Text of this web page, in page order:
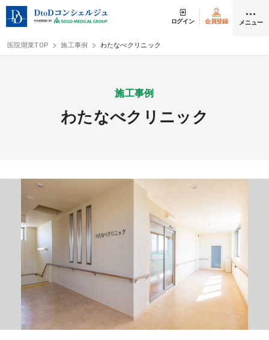
ログイン 会員登録 メニュー
クリニック開業
開業までの流れ
開業スタイル
開業スタイル TOP
医療モール開業
継承開業（医院継承）
物件検索
コンサルタント
開業支援事例
医院開業TOP 施工事例 わたなべクリニック
施工事例
わたなべクリニック